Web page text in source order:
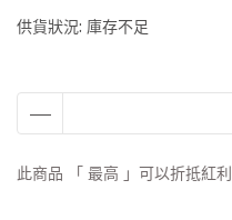
供貨狀況: 庫存不足
此商品 「 最高 」可以折抵紅利